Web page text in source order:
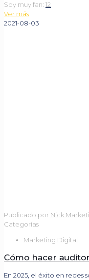
Soy muy fan: 12
Ver más
2021-08-03
Publicado por Nick
Categorías
Marketing Digital
Cómo hacer
En 2025, el éxito en redes